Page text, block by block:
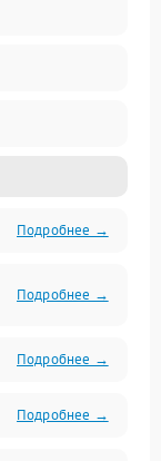
Подробнее →
Подробнее →
Подробнее →
Подробнее →